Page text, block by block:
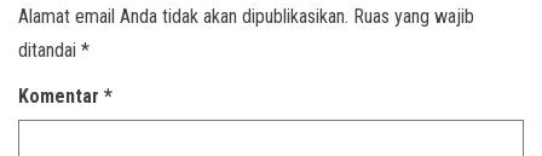
Alamat email Anda tidak akan dipublikasikan. Ruas yang wajib
ditandai *
Komentar *